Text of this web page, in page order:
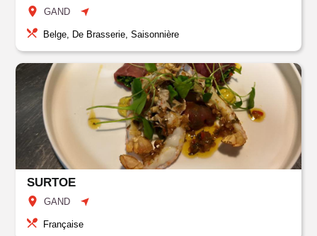
GAND
Belge, De Brasserie, Saisonnière
SURTOE
GAND
Française